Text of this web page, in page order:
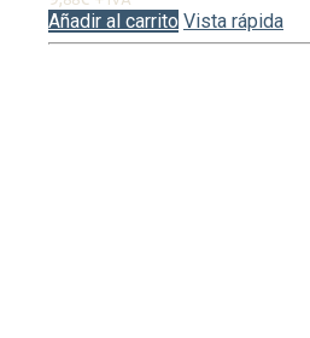
Añadir al carrito Vista rápida